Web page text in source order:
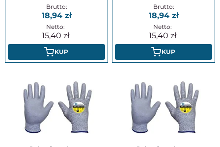
18,94
15,40
KUP
18,94
15,40
KUP